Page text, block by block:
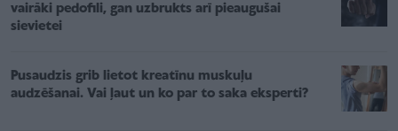
vairāki pedofili, gan uzbrukts arī pieaugušai
sievietei
Pusaudzis grib lietot kreatīnu muskuļu
audzēšanai. Vai ļaut un ko par to saka eksperti?